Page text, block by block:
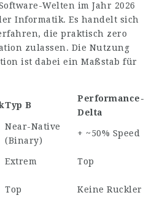
Welten im Jahr 2026
Informatik. Es handelt sich
die praktisch zero
zulassen. Die Nutzung
ist dabei ein Maßstab für
Typ B
Performance-
Delta
Near-Native
(Binary)
+ ~50% Speed
Extrem Top
Top Keine Ruckler